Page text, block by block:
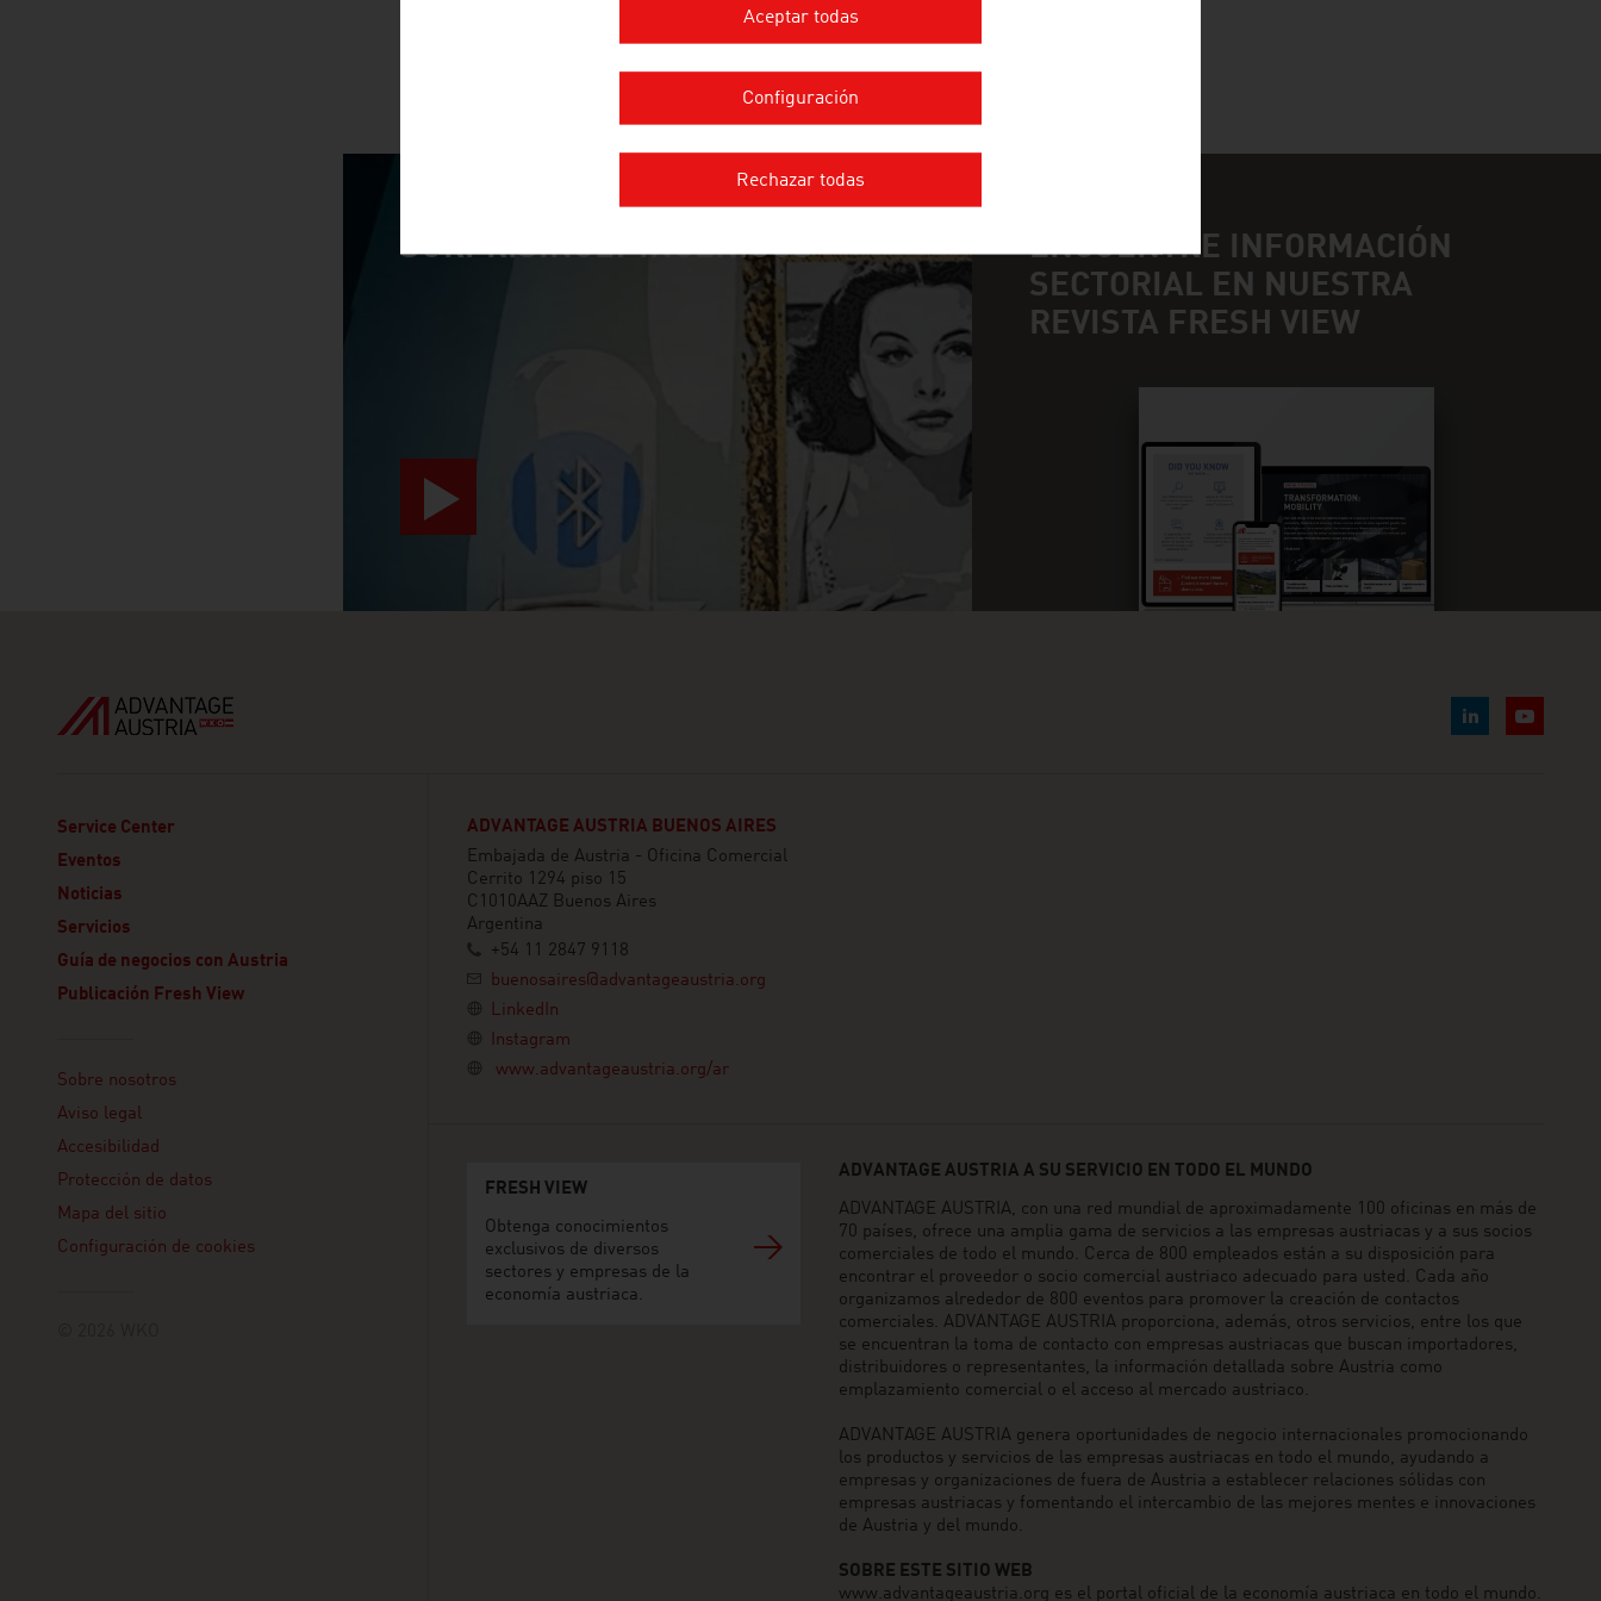
SURPRISINGLY INGENIOUS
ENCUENTRE INFORMACIÓN
SECTORIAL EN NUESTRA
REVISTA FRESH VIEW
Service Center
Eventos
Noticias
Servicios
Guía de negocios con Austria
Publicación Fresh View
Sobre nosotros
Aviso legal
Accesibilidad
Protección de datos
Mapa del sitio
Configuración de cookies
ADVANTAGE AUSTRIA BUENOS AIRES
Embajada de Austria - Oficina Comercial
Cerrito 1294 piso 15
C1010AAZ Buenos Aires
Argentina
+54 11 2847 9118
buenosaires@advantageaustria.org
LinkedIn
Instagram
www.advantageaustria.org/ar
FRESH VIEW
Obtenga conocimientos
exclusivos de diversos
sectores y empresas de la
economía austriaca.
ADVANTAGE AUSTRIA A SU SERVICIO EN TODO EL MUNDO
ADVANTAGE AUSTRIA, con una red mundial de aproximadamente 100 oficinas en más de
70 países, ofrece una amplia gama de servicios a las empresas austriacas y a sus socios
comerciales de todo el mundo. Cerca de 800 empleados están a su disposición para
encontrar el proveedor o socio comercial austriaco adecuado para usted. Cada año
organizamos alrededor de 800 eventos para promover la creación de contactos
comerciales. ADVANTAGE AUSTRIA proporciona, además, otros servicios, entre los que
se encuentran la toma de contacto con empresas austriacas que buscan importadores,
distribuidores o representantes, la información detallada sobre Austria como
emplazamiento comercial o el acceso al mercado austriaco.
ADVANTAGE AUSTRIA genera oportunidades de negocio internacionales promocionando
los productos y servicios de las empresas austriacas en todo el mundo, ayudando a
empresas y organizaciones de fuera de Austria a establecer relaciones sólidas con
empresas austriacas y fomentando el intercambio de las mejores mentes e innovaciones
de Austria y del mundo.
SOBRE ESTE SITIO WEB
www.advantageaustria.org es el portal oficial de la economía austriaca en todo el mundo.
Aceptar todas
Configuración
Rechazar todas